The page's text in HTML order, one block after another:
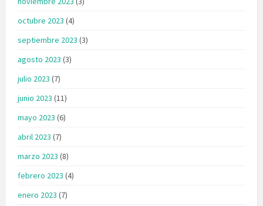
octubre 2023 (4)
septiembre 2023 (3)
agosto 2023 (3)
julio 2023 (7)
junio 2023 (11)
mayo 2023 (6)
abril 2023 (7)
marzo 2023 (8)
febrero 2023 (4)
enero 2023 (7)